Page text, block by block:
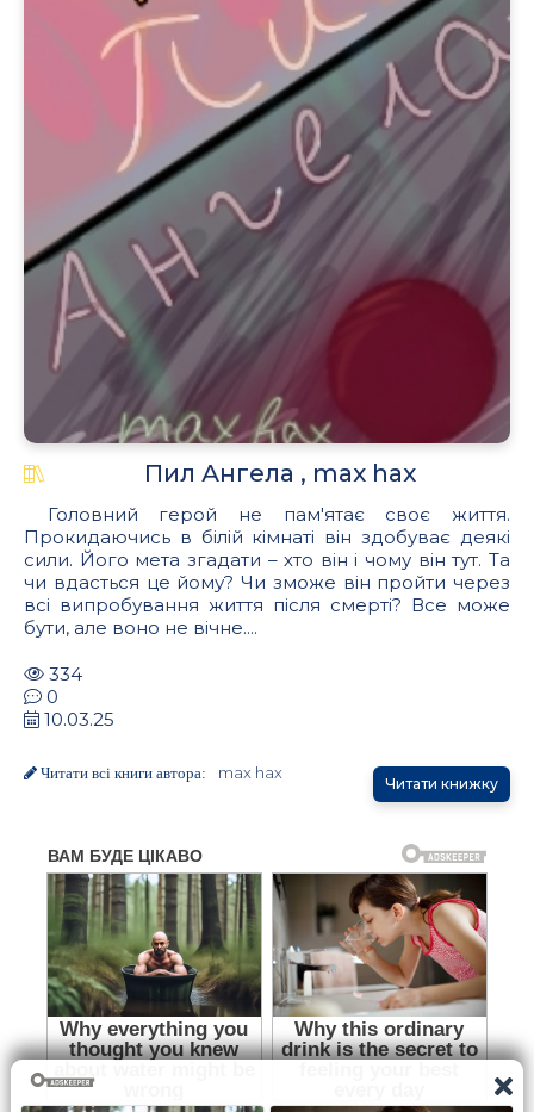
Пил Ангела , max hax
Головний герой не пам'ятає своє життя.
Прокидаючись в білій кімнаті він здобуває деякі
сили. Його мета згадати – хто він і чому він тут. Та
чи вдасться це йому? Чи зможе він пройти через
всі випробування життя після смерті? Все може
бути, але воно не вічне....
334
0
10.03.25
Читати всі книги автора: max hax
Читати книжку